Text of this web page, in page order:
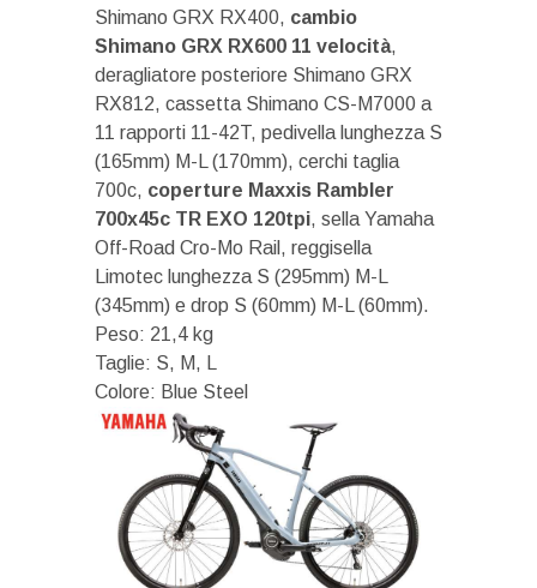
Shimano GRX RX400, cambio
Shimano GRX RX600 11 velocità,
deragliatore posteriore Shimano GRX
RX812, cassetta Shimano CS-M7000 a
11 rapporti 11-42T, pedivella lunghezza S
(165mm) M-L (170mm), cerchi taglia
700c, coperture Maxxis Rambler
700x45c TR EXO 120tpi, sella Yamaha
Off-Road Cro-Mo Rail, reggisella
Limotec lunghezza S (295mm) M-L
(345mm) e drop S (60mm) M-L (60mm).
Peso: 21,4 kg
Taglie: S, M, L
Colore: Blue Steel